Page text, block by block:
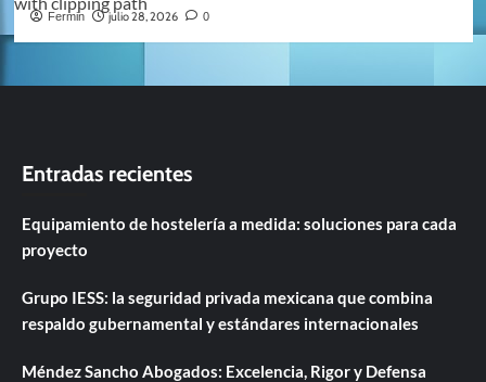
Fermin julio 28, 2026 0
Entradas recientes
Equipamiento de hostelería a medida: soluciones para cada
proyecto
Grupo IESS: la seguridad privada mexicana que combina
respaldo gubernamental y estándares internacionales
Méndez Sancho Abogados: Excelencia, Rigor y Defensa